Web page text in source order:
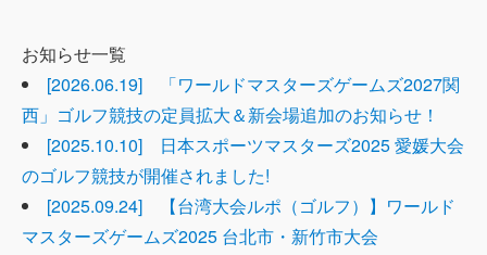
お知らせ一覧
[2026.06.19] 「ワールドマスターズゲームズ2027関
西」ゴルフ競技の定員拡大＆新会場追加のお知らせ！
[2025.10.10] 日本スポーツマスターズ2025 愛媛大会
のゴルフ競技が開催されました!
[2025.09.24] 【台湾大会ルポ（ゴルフ）】ワールド
マスターズゲームズ2025 台北市・新竹市大会